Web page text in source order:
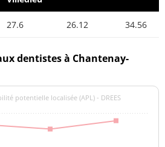
27.6 26.12 34.56
dentistes à Chantenay-
potentielle localisée (APL) - DREES